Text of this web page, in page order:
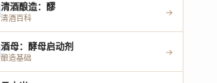
清酒酿造：醪
清酒百科
→
酒母：酵母启动剂
酿造基础
→